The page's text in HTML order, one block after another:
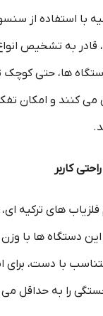
با استفاده از
قادر به تشخیص
ها، حتی کوچک
می کنند و امکان
کاربر
های ترکیه
دستگاه ها با
با دست، برای
را به حداقل می